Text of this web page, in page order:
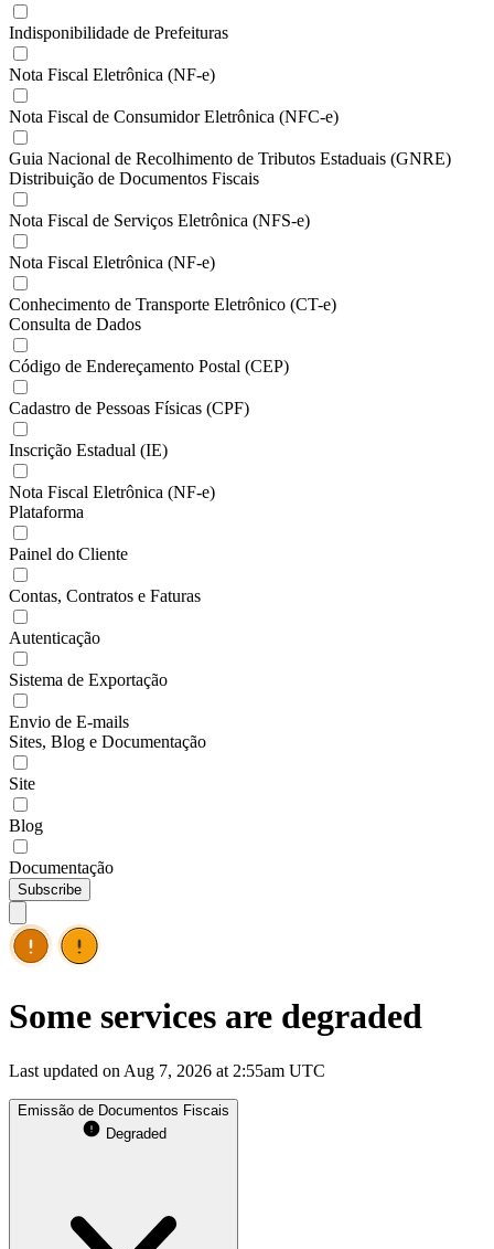
Indisponibilidade de Prefeituras
Nota Fiscal Eletrônica (NF-e)
Nota Fiscal de Consumidor Eletrônica (NFC-e)
Guia Nacional de Recolhimento de Tributos Estaduais (GNRE)
Distribuição de Documentos Fiscais
Nota Fiscal de Serviços Eletrônica (NFS-e)
Nota Fiscal Eletrônica (NF-e)
Conhecimento de Transporte Eletrônico (CT-e)
Consulta de Dados
Código de Endereçamento Postal (CEP)
Cadastro de Pessoas Físicas (CPF)
Inscrição Estadual (IE)
Nota Fiscal Eletrônica (NF-e)
Plataforma
Painel do Cliente
Contas, Contratos e Faturas
Autenticação
Sistema de Exportação
Envio de E-mails
Sites, Blog e Documentação
Site
Blog
Documentação
Subscribe
Some services are degraded
Last updated on Aug 7, 2026 at 2:55am UTC
Emissão de Documentos Fiscais
Degraded